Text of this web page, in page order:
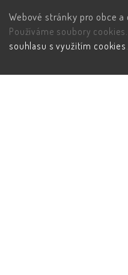
Webové stránky pro obce a
Používáme soubory
souhlasu s využitím cookies